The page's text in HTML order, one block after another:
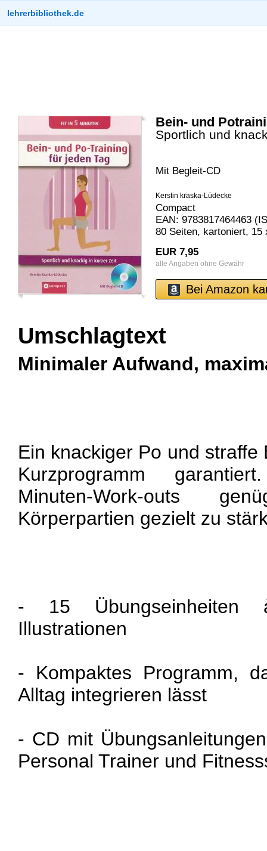
lehrerbibliothek.de
Bein- und
Sportlich und
Mit Begleit-CD
Kerstin kraska-Lüdecke
Compact
EAN: 9783817464463
80 Seiten, kartoniert, 15
EUR 7,95
alle Angaben ohne Gewähr
Bei Amazon
Umschlagtext
Minimaler Aufwand,
Ein knackiger Po und
Kurzprogramm
Minuten-Work-outs
Körperpartien gezielt zu
- 15
Illustrationen
- Kompaktes Programm,
Alltag integrieren lässt
- CD mit
Personal Trainer und